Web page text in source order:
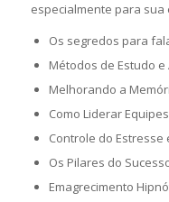
especialmente para
Os segredos para
Métodos de Estudo
Melhorando a
Como Liderar
Controle do Estresse
Os Pilares do
Emagrecimento